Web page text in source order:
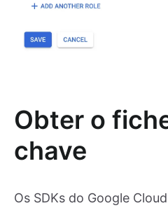
Obter o
chave
Os SDKs do Google